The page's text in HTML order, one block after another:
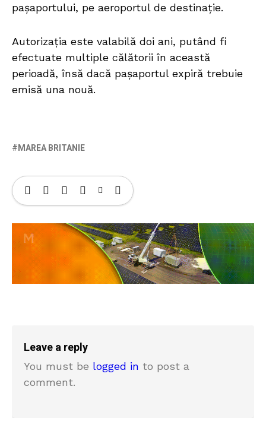
pașaportului, pe aeroportul de destinație.
Autorizația este valabilă doi ani, putând fi
efectuate multiple călătorii în această
perioadă, însă dacă pașaportul expiră trebuie
emisă una nouă.
MAREA BRITANIE
Leave a reply
You must be logged in to post a
comment.